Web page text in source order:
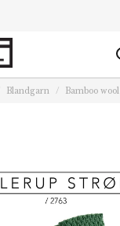
Blandgarn Bamboo wool